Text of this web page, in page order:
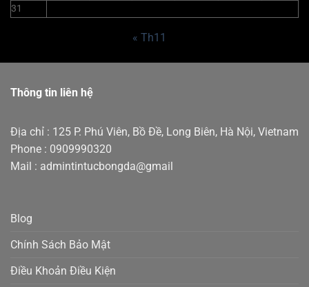
31
« Th11
Thông tin liên hệ
Địa chỉ : 125 P. Phú Viên, Bồ Đề, Long Biên, Hà Nội, Vietnam
Phone : 0909990320
Mail : admintintucbongda@gmail
Blog
Chính Sách Bảo Mật
Điều Khoản Điều Kiện